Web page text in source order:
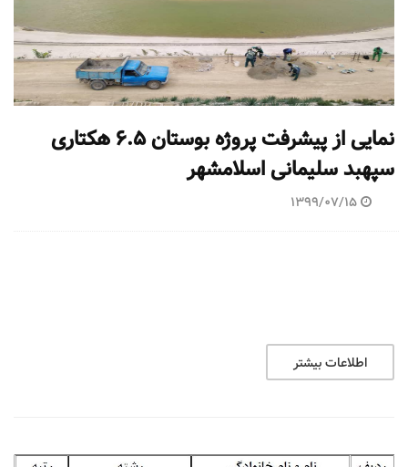
نمایی از پیشرفت پروژه بوستان 6.5 هکتاری
سپهبد سلیمانی اسلامشهر
1399/07/15
اطلاعات بیشتر